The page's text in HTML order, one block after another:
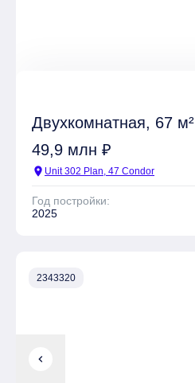
Двухкомнатная, 67 м²
49,9 млн ₽
location_on Unit 302 Plan, 47 Condor
Год постройки:
2025
chevron_left
2343320